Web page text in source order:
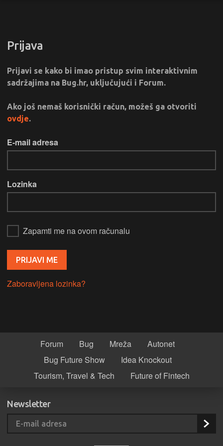
Prijava
Prijavi se kako bi imao pristup svim interaktivnim
sadržajima na Bug.hr, uključujući i Forum.
Ako još nemaš korisnički račun, možeš ga otvoriti
ovdje.
E-mail adresa
Lozinka
Zapamti me na ovom računalu
Zaboravljena lozinka?
Forum Bug Mreža
Autonet
Bug Future Show
Idea Knockout
Tourism, Travel & Tech
Future of Fintech
Newsletter